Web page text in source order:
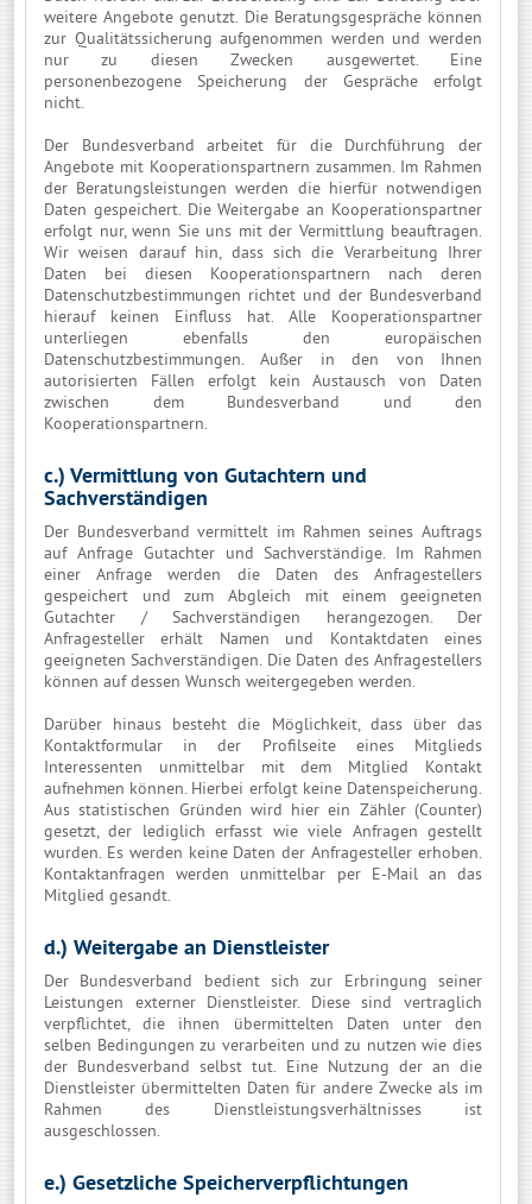
weitere Angebote genutzt. Die Beratungsgespräche können
zur Qualitätssicherung aufgenommen werden und werden
nur zu diesen Zwecken ausgewertet. Eine
personenbezogene Speicherung der Gespräche erfolgt
nicht.
Der Bundesverband arbeitet für die Durchführung der
Angebote mit Kooperationspartnern zusammen. Im Rahmen
der Beratungsleistungen werden die hierfür notwendigen
Daten gespeichert. Die Weitergabe an Kooperationspartner
erfolgt nur, wenn Sie uns mit der Vermittlung beauftragen.
Wir weisen darauf hin, dass sich die Verarbeitung Ihrer
Daten bei diesen Kooperationspartnern nach deren
Datenschutzbestimmungen richtet und der Bundesverband
hierauf keinen Einfluss hat. Alle Kooperationspartner
unterliegen ebenfalls den europäischen
Datenschutzbestimmungen. Außer in den von Ihnen
autorisierten Fällen erfolgt kein Austausch von Daten
zwischen dem Bundesverband und den
Kooperationspartnern.
c.) Vermittlung von Gutachtern und
Sachverständigen
Der Bundesverband vermittelt im Rahmen seines Auftrags
auf Anfrage Gutachter und Sachverständige. Im Rahmen
einer Anfrage werden die Daten des Anfragestellers
gespeichert und zum Abgleich mit einem geeigneten
Gutachter / Sachverständigen herangezogen. Der
Anfragesteller erhält Namen und Kontaktdaten eines
geeigneten Sachverständigen. Die Daten des Anfragestellers
können auf dessen Wunsch weitergegeben werden.
Darüber hinaus besteht die Möglichkeit, dass über das
Kontaktformular in der Profilseite eines Mitglieds
Interessenten unmittelbar mit dem Mitglied Kontakt
aufnehmen können. Hierbei erfolgt keine Datenspeicherung.
Aus statistischen Gründen wird hier ein Zähler (Counter)
gesetzt, der lediglich erfasst wie viele Anfragen gestellt
wurden. Es werden keine Daten der Anfragesteller erhoben.
Kontaktanfragen werden unmittelbar per E-Mail an das
Mitglied gesandt.
d.) Weitergabe an Dienstleister
Der Bundesverband bedient sich zur Erbringung seiner
Leistungen externer Dienstleister. Diese sind vertraglich
verpflichtet, die ihnen übermittelten Daten unter den
selben Bedingungen zu verarbeiten und zu nutzen wie dies
der Bundesverband selbst tut. Eine Nutzung der an die
Dienstleister übermittelten Daten für andere Zwecke als im
Rahmen des Dienstleistungsverhältnisses ist
ausgeschlossen.
e.) Gesetzliche Speicherverpflichtungen